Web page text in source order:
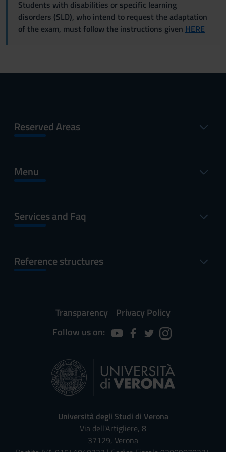
Students with disabilities or specific learning
disorders (SLD), who intend to request the adaptation
of the exam, must follow the instructions given HERE
Reserved Areas
Menu
Services and Faq
Reference structures
Transparency
Privacy Policy
Follow us on:
Università degli Studi di Verona
Via dell'Artigliere, 8
37129, Verona